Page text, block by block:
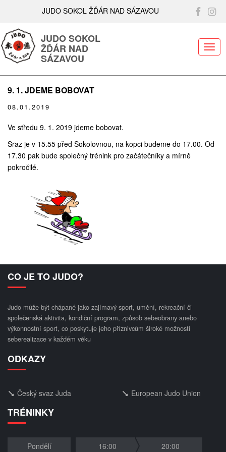
JUDO SOKOL ŽĎÁR NAD SÁZAVOU
JUDO SOKOL
ŽĎÁR NAD
SÁZAVOU
9. 1. JDEME BOBOVAT
08.01.2019
Ve středu 9. 1. 2019 jdeme bobovat.
Sraz je v 15.55 před Sokolovnou, na kopci budeme do 17.00. Od
17.30 pak bude společný trénink pro začátečníky a mírně
pokročilé.
CO JE TO JUDO?
Judo může být chápané jako zajímavý sport, umění, rekreační či
společenská aktivita, kondiční program, způsob sebeobrany anebo
výkonnostní sport, co poskytuje jeho příznivcům široké možnosti
seberealizace v každém věku
ODKAZY
Český svaz Juda European Judo Union
TRÉNINKY
Pondělí 16:00 20:00